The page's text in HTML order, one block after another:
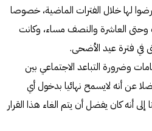
لها خلال الفترات الماضية، خصوصا
العاشرة والنصف مساء، وكانت
في فترة عيد الأضحى.
وضرورة التباعد الاجتماعي بين
عن أنه لايسمح نهائيا بدخول أي
أنه كان يفضل أن يتم الغاء هذا القرار